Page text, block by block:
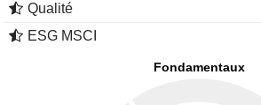
Qualité
ESG MSCI